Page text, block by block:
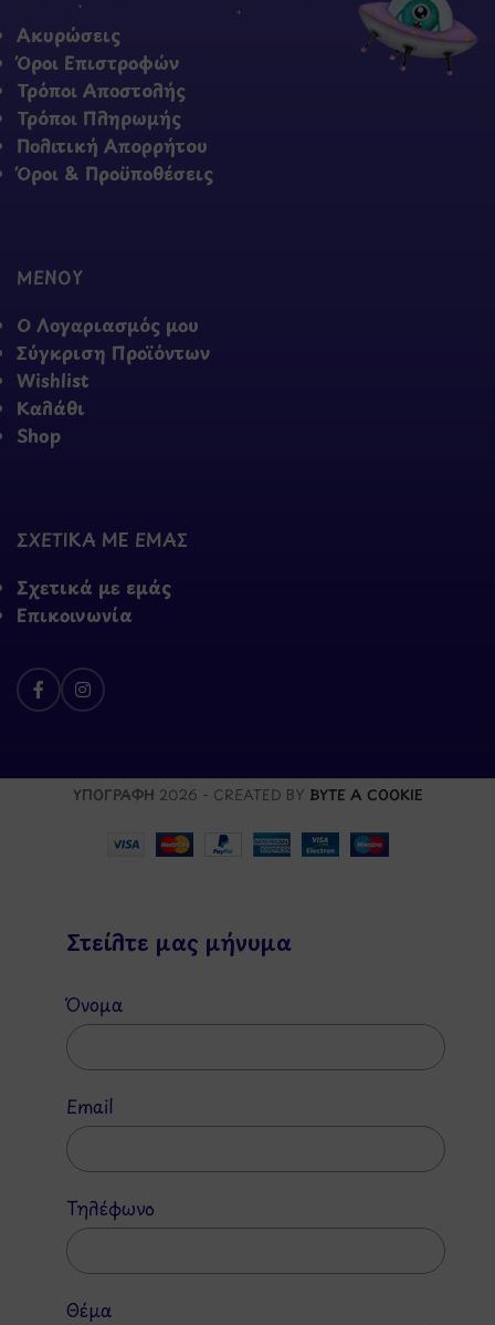
Ακυρώσεις
Όροι Επιστροφών
Τρόποι Αποστολής
Τρόποι Πληρωμής
Πολιτική Απορρήτου
Όροι & Προϋποθέσεις
ΜΕΝΟΥ
Ο Λογαριασμός μου
Σύγκριση Προϊόντων
Wishlist
Καλάθι
Shop
ΣΧΕΤΙΚΑ ΜΕ ΕΜΑΣ
Σχετικά με εμάς
Επικοινωνία
ΥΠΟΓΡΑΦΗ 2026 - CREATED BY BYTE A COOKIE
Στείλτε μας μήνυμα
Όνομα
Email
Τηλέφωνο
Θέμα